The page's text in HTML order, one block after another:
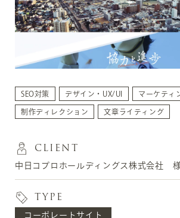
SEO対策 デザイン・UX/UI マーケティ
制作ディレクション 文章ライティング
CLIENT
中日コプロホールディングス株式会社
TYPE
コーポレートサイト